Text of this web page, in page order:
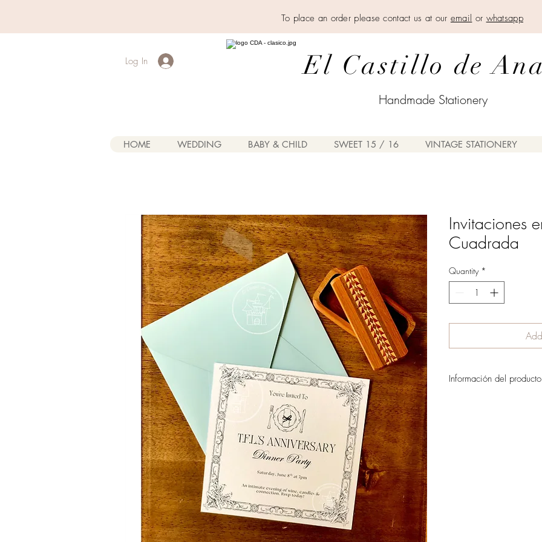
To place an order please contact us at our email or whatsapp
Log In El Castillo de Ana
Handmade Stationery
HOME WEDDING BABY & CHILD SWEET 15 / 16 VINTAGE STATIONERY
Invitaciones
Cuadrada
Quantity *
Información del